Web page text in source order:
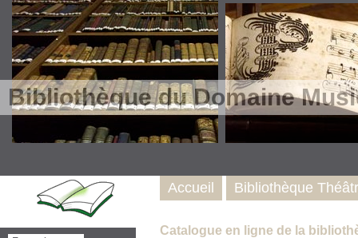
Bibliothèque du Domaine
Catalogue en ligne de la
Accueil Bibliothèque